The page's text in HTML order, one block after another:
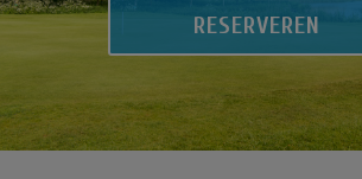
RESERVEREN